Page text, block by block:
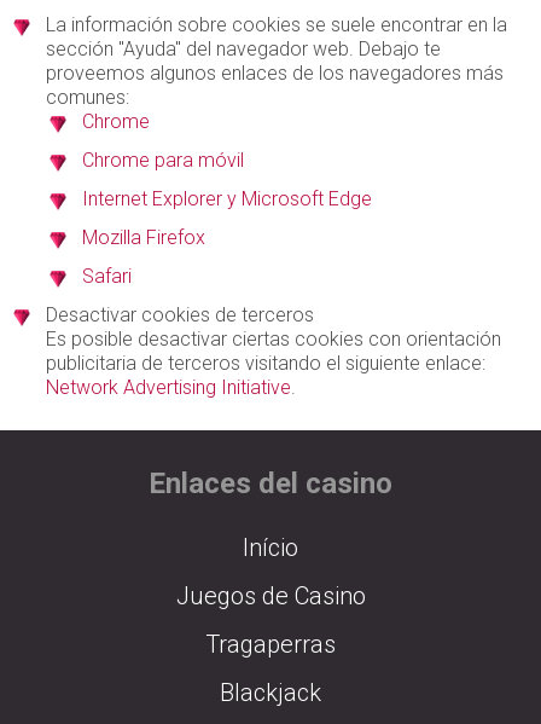
La información sobre cookies se suele encontrar en la
sección "Ayuda" del navegador web. Debajo te
proveemos algunos enlaces de los navegadores más
comunes:
Chrome
Chrome para móvil
Internet Explorer y Microsoft Edge
Mozilla Firefox
Safari
Desactivar cookies de terceros
Es posible desactivar ciertas cookies con orientación
publicitaria de terceros visitando el siguiente enlace:
Network Advertising Initiative.
Enlaces del casino
Início
Juegos de Casino
Tragaperras
Blackjack